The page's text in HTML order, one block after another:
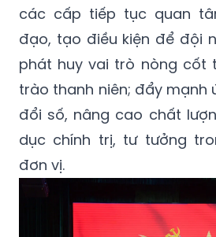
các cấp tiếp tục quan
đạo, tạo điều kiện để đội
phát huy vai trò nòng cốt
trào thanh niên; đẩy mạnh
đổi số, nâng cao chất
dục chính trị, tư tưởng
đơn vị.